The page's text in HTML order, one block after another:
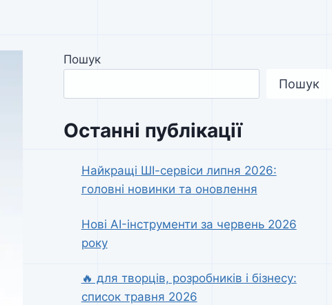
Пошук
Пошук
Останні публікації
Найкращі ШІ-сервіси липня 2026:
головні новинки та оновлення
Нові AI-інструменти за червень 2026
року
🔥 для творців, розробників і бізнесу:
список травня 2026